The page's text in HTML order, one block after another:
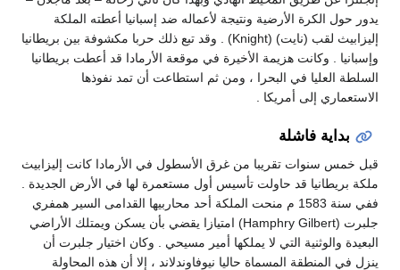
يدور حول الكرة الأرضية ونتيجة لأعماله ضد إسبانيا أعطته الملكة
إليزابيث لقب (نايت) (Knight) . وقد تبع ذلك حربا مكشوفة بين بريطانيا
وإسبانيا . وكانت هزيمة الأخيرة في موقعة الأرمادا قد أعطت بريطانيا
السلطة العليا في البحرا ، ومن ثم استطاعت أن تمد نفوذها
الاستعماري إلى أمريكا .
بداية فاشلة
قبل خمس سنوات تقريبا من غرق الأسطول في الأرمادا كانت إليزابيث
ملكة بريطانيا قد حاولت تأسيس أول مستعمرة لها في الأرض الجديدة .
ففي سنة 1583 م منحت الملكة أحد محاربيها القدامى السير همفري
جلبرت (Hamphry Gilbert) امتيازا يقضي بأن يسكن ويمتلك الأراضي
البعيدة والوثنية التي لا يملكها أمير مسيحي . وكان اختيار جلبرت أن
ينزل في المنطقة المسماة حاليا نيوفاوندلاند ، إلا أن هذه المحاولة